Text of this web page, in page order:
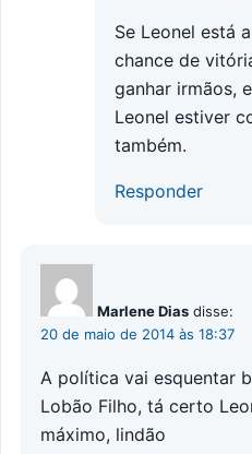
Se Leonel está
chance de
ganhar irmãos,
Leonel estiver
também.
Responder
Marlene Dias disse:
20 de maio de 2014 às 18:37
A política vai esquentar
Lobão Filho, tá certo
máximo, lindão